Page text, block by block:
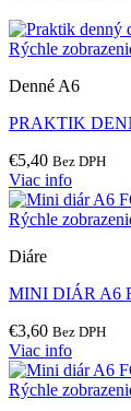
Rýchle
Denné A6
PRAKTIK
€5,40 Bez DPH
Viac info
Rýchle
Diáre
MINI DIÁR A6
€3,60 Bez DPH
Viac info
Rýchle